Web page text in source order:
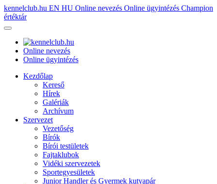
kennelclub.hu EN HU Online nevezés Online ügyintézés Champion
értéktár
Online nevezés
Online ügyintézés
Kezdőlap
Kereső
Hírek
Galériák
Archívum
Szervezet
Vezetőség
Bírók
Bírói testületek
Fajtaklubok
Vidéki szervezetek
Sportegyesületek
Junior Handler és Gyermek kutyapár